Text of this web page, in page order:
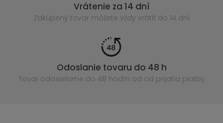
Vrátenie za 14 dní
Zakúpený tovar môžete vždy vrátiť do 14 dní
Odoslanie tovaru do 48 h
Tovar odosielame do 48 hodín od od prijatia platby